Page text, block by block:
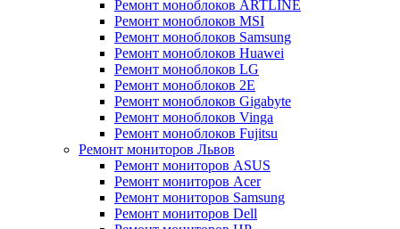
Ремонт моноблоков ARTLINE
Ремонт моноблоков MSI
Ремонт моноблоков Samsung
Ремонт моноблоков Huawei
Ремонт моноблоков LG
Ремонт моноблоков 2E
Ремонт моноблоков Gigabyte
Ремонт моноблоков Vinga
Ремонт моноблоков Fujitsu
Ремонт мониторов Львов
Ремонт мониторов ASUS
Ремонт мониторов Acer
Ремонт мониторов Samsung
Ремонт мониторов Dell